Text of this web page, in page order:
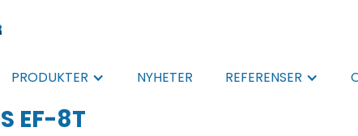
PRODUKTER NYHETER REFERENSER
EF-8T